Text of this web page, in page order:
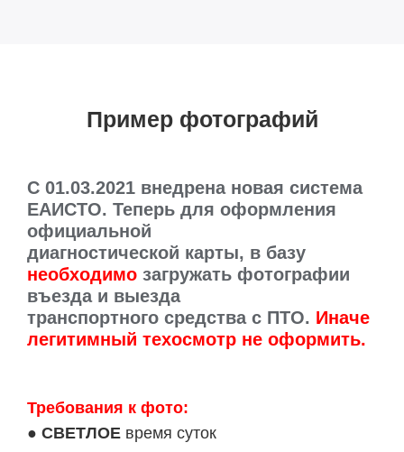
Пример фотографий
C 01.03.2021 внедрена новая система
ЕАИСТО. Теперь для оформления
официальной
диагностической карты, в базу
необходимо загружать фотографии
въезда и выезда
транспортного средства с ПТО. Иначе
легитимный техосмотр не оформить.
Требования к фото:
● СВЕТЛОЕ время суток